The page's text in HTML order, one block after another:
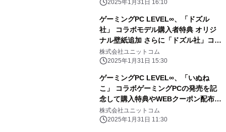
2025年1月31日 16:10
ゲーミングPC LEVEL∞、「ドズル
社」 コラボモデル購入者特典 オリジ
ナル壁紙追加 さらに「ドズル社」コラ
ボPC購入時に使える 5,000円OFF
WEBクーポン配布
株式会社ユニットコム
2025年1月31日 15:30
ゲーミングPC LEVEL∞、「いぬね
こ」 コラボゲーミングPCの発売を記
念して購入特典やWEBクーポン配布
さらに、サイン入りコラボPCが当たる
キャンペーン実施
株式会社ユニットコム
2025年1月31日 11:30